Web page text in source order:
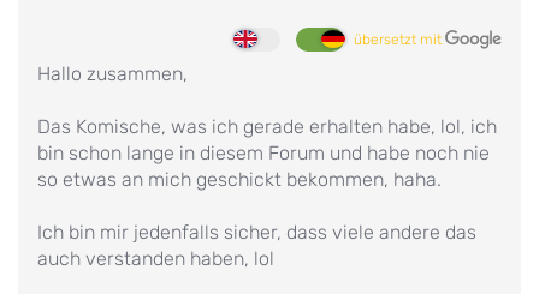
übersetzt mit
Hallo zusammen,
Das Komische, was ich gerade erhalten habe, lol, ich
bin schon lange in diesem Forum und habe noch nie
so etwas an mich geschickt bekommen, haha.
Ich bin mir jedenfalls sicher, dass viele andere das
auch verstanden haben, lol